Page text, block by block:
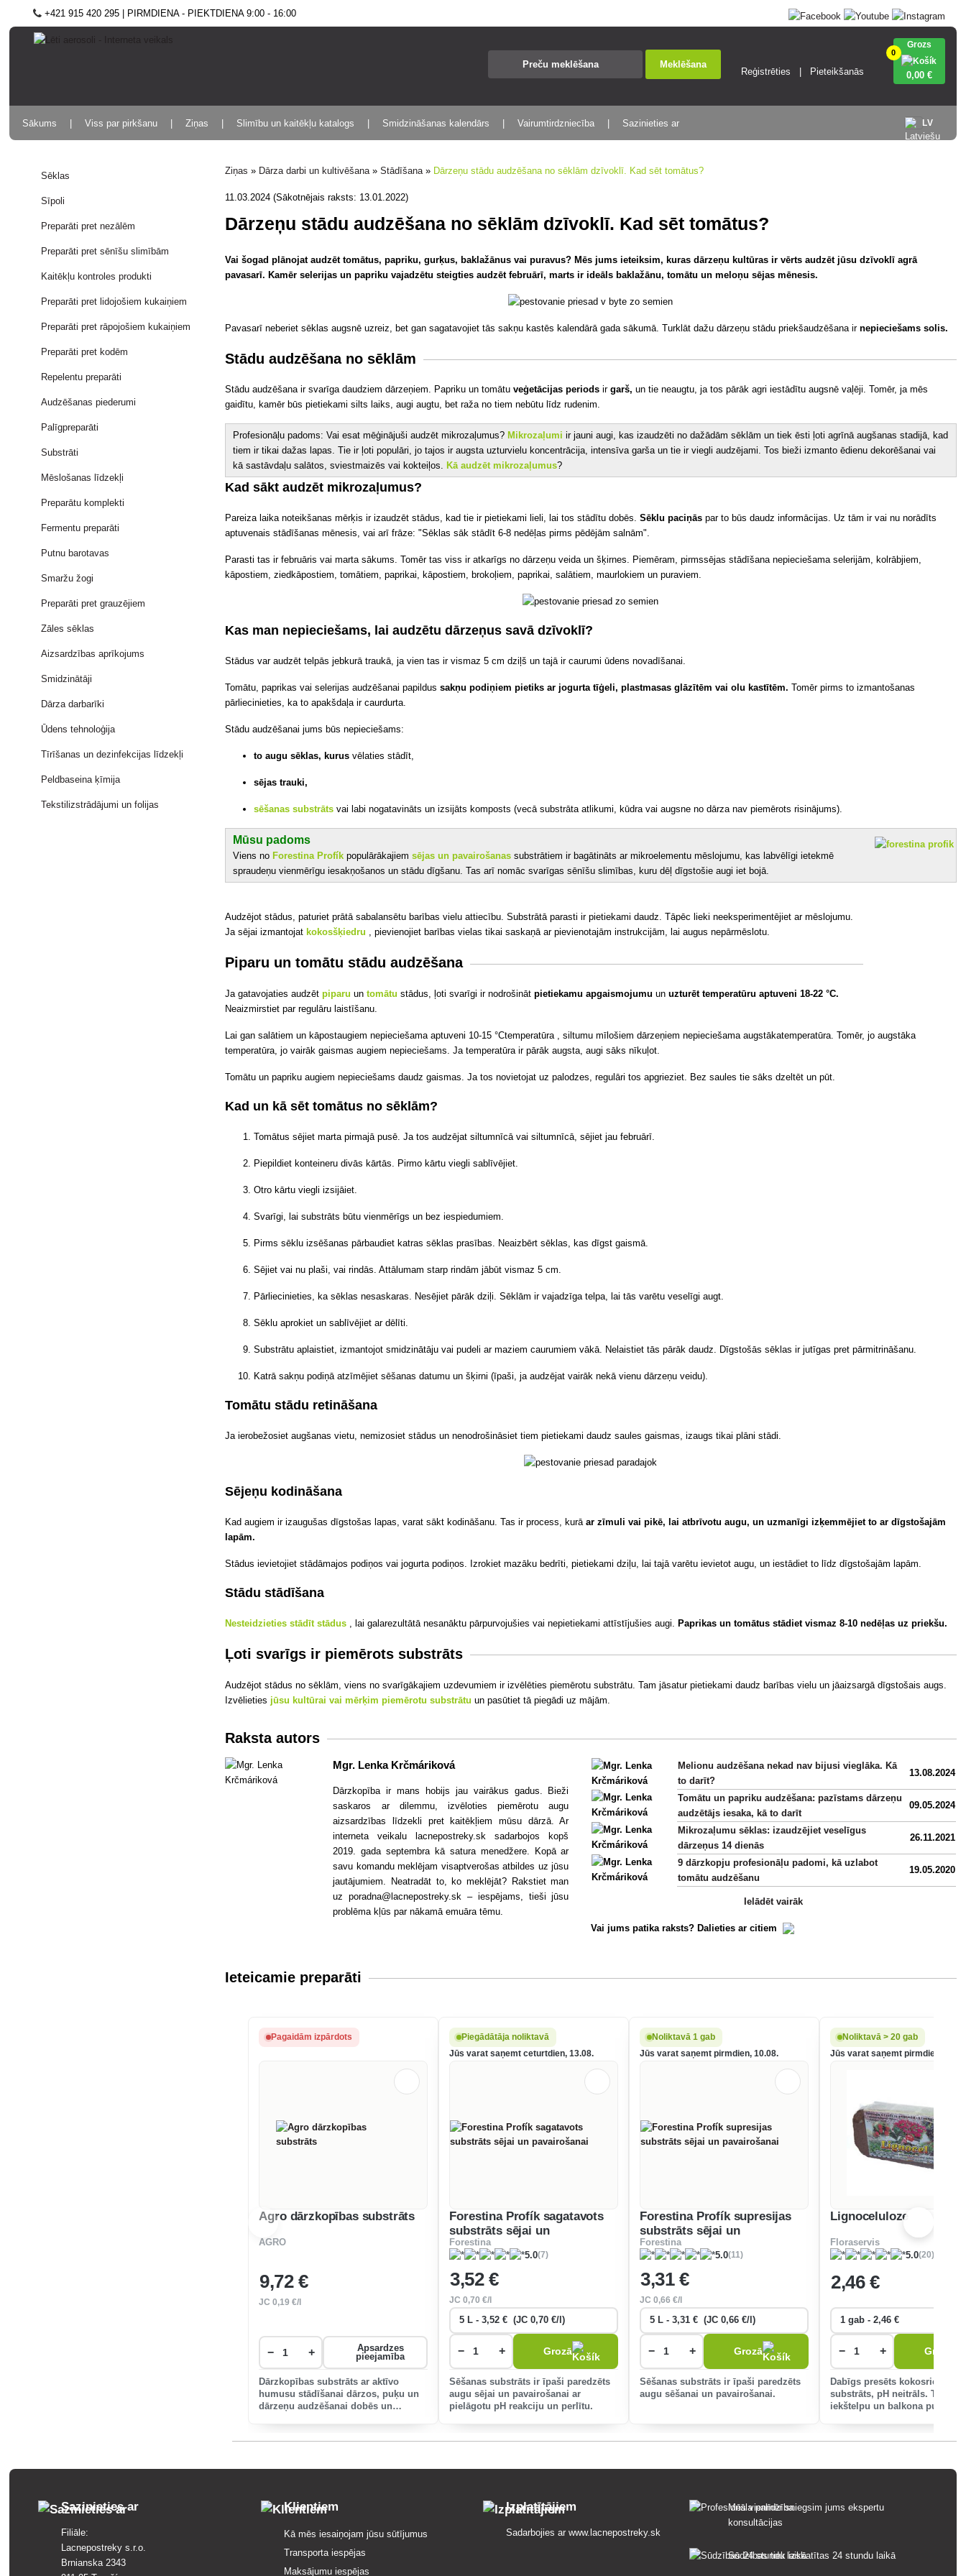
+421 915 420 295 | PIRMDIENA - PIEKTDIENA 9:00 - 16:00
Meklēšana
Reģistrēties Pieteikšanās
0
Grozs
0,00 €
LV
Sākums Viss par pirkšanu Ziņas Slimību un kaitēkļu katalogs Smidzināšanas kalendārs Vairumtirdzniecība Sazinieties ar
Sēklas
Sīpoli
Preparāti pret nezālēm
Preparāti pret sēnīšu slimībām
Kaitēkļu kontroles produkti
Preparāti pret lidojošiem kukaiņiem
Preparāti pret rāpojošiem kukaiņiem
Preparāti pret kodēm
Repelentu preparāti
Audzēšanas piederumi
Palīgpreparāti
Substrāti
Mēslošanas līdzekļi
Preparātu komplekti
Fermentu preparāti
Putnu barotavas
Smaržu žogi
Preparāti pret grauzējiem
Zāles sēklas
Aizsardzības aprīkojums
Smidzinātāji
Dārza darbarīki
Ūdens tehnoloģija
Tīrīšanas un dezinfekcijas līdzekļi
Peldbaseina ķīmija
Tekstilizstrādājumi un folijas
Ziņas » Dārza darbi un kultivēšana»Stādīšana» Dārzeņu stādu audzēšana no sēklām dzīvoklī. Kad sēt tomātus?
11.03.2024 (Sākotnējais raksts: 13.01.2022)
Dārzeņu stādu audzēšana no sēklām dzīvoklī. Kad sēt tomātus?
Vai šogad plānojat audzēt tomātus, papriku, gurķus, baklažānus vai puravus? Mēs jums ieteiksim, kuras dārzeņu kultūras ir vērts audzēt jūsu dzīvoklī agrā
pavasarī. Kamēr selerijas un papriku vajadzētu steigties audzēt februārī, marts ir ideāls baklažānu, tomātu un meloņu sējas mēnesis.
Pavasarī neberiet sēklas augsnē uzreiz, bet gan sagatavojiet tās sakņu kastēs kalendārā gada sākumā. Turklāt dažu dārzeņu stādu priekšaudzēšana irnepieciešams solis.
Stādu audzēšana no sēklām
Stādu audzēšana ir svarīga daudziem dārzeņiem. Papriku un tomātuveģetācijas periodsirgarš,un tie neaugtu, ja tos pārāk agri iestādītu augsnē vaļēji. Tomēr, ja mēs
gaidītu, kamēr būs pietiekami silts laiks, augi augtu, bet raža no tiem nebūtu līdz rudenim.
Profesionāļu padoms: Vai esat mēģinājuši audzēt mikrozaļumus? Mikrozaļumiir jauni augi, kas izaudzēti no dažādām sēklām un tiek ēsti ļoti agrīnā augšanas stadijā, kad
tiem ir tikai dažas lapas. Tie ir ļoti populāri, jo tajos ir augsta uzturvielu koncentrācija, intensīva garša un tie ir viegli audzējami. Tos bieži izmanto ēdienu dekorēšanai vai
kā sastāvdaļu salātos, sviestmaizēs vai kokteiļos. Kā audzēt mikrozaļumus?
Kad sākt audzēt mikrozaļumus?
Pareiza laika noteikšanas mērķis ir izaudzēt stādus, kad tie ir pietiekami lieli, lai tos stādītu dobēs.Sēklu paciņās par to būs daudz informācijas. Uz tām ir vai nu norādīts
aptuvenais stādīšanas mēnesis, vai arī frāze: "Sēklas sāk stādīt 6-8 nedēļas pirms pēdējām salnām".
Parasti tas ir februāris vai marta sākums. Tomēr tas viss ir atkarīgs no dārzeņu veida un šķirnes. Piemēram, pirmssējas stādīšana nepieciešama selerijām, kolrābjiem,
kāpostiem, ziedkāpostiem, tomātiem, paprikai, kāpostiem, brokoļiem, paprikai, salātiem, maurlokiem un puraviem.
Kas man nepieciešams, lai audzētu dārzeņus savā dzīvoklī?
Stādus var audzēt telpās jebkurā traukā, ja vien tas ir vismaz 5 cm dziļš un tajā ir caurumi ūdens novadīšanai.
Tomātu, paprikas vai selerijas audzēšanai papildussakņu podiņiem pietiks ar jogurta tīģeli, plastmasas glāzītēm vai olu kastītēm. Tomēr pirms to izmantošanas
pārliecinieties, ka to apakšdaļa ir caurdurta.
Stādu audzēšanai jums būs nepieciešams:
to augu sēklas, kurus vēlaties stādīt,
sējas trauki,
sēšanas substrāts vai labi nogatavināts un izsijāts komposts (vecā substrāta atlikumi, kūdra vai augsne no dārza nav piemērots risinājums).
Mūsu padoms
Viens no Forestina Profíkpopulārākajiem sējas un pavairošanassubstrātiem ir bagātināts ar mikroelementu mēslojumu, kas labvēlīgi ietekmē
spraudeņu vienmērīgu iesakņošanos un stādu dīgšanu. Tas arī nomāc svarīgas sēnīšu slimības, kuru dēļ dīgstošie augi iet bojā.
Audzējot stādus, paturiet prātā sabalansētu barības vielu attiecību. Substrātā parasti ir pietiekami daudz. Tāpēc lieki neeksperimentējiet ar mēslojumu.
Ja sējai izmantojat kokosšķiedru , pievienojiet barības vielas tikai saskaņā ar pievienotajām instrukcijām, lai augus nepārmēslotu.
Piparu un tomātu stādu audzēšana
Ja gatavojaties audzētpiparu untomātu stādus, ļoti svarīgi ir nodrošināt pietiekamu apgaismojumuunuzturēt temperatūru aptuveni 18-22 °C.
Neaizmirstiet par regulāru laistīšanu.
Lai gan salātiem un kāpostaugiem nepieciešama aptuveni 10-15 °Ctemperatūra , siltumu mīlošiem dārzeņiem nepieciešama augstākatemperatūra.Tomēr, jo augstāka
temperatūra, jo vairāk gaismas augiem nepieciešams. Ja temperatūra ir pārāk augsta, augi sāks nīkuļot.
Tomātu un papriku augiem nepieciešams daudz gaismas. Ja tos novietojat uz palodzes, regulāri tos apgrieziet. Bez saules tie sāks dzeltēt un pūt.
Kad un kā sēt tomātus no sēklām?
Tomātus sējiet marta pirmajā pusē. Ja tos audzējat siltumnīcā vai siltumnīcā, sējiet jau februārī.
Piepildiet konteineru divās kārtās. Pirmo kārtu viegli sablīvējiet.
Otro kārtu viegli izsijāiet.
Svarīgi, lai substrāts būtu vienmērīgs un bez iespiedumiem.
Pirms sēklu izsēšanas pārbaudiet katras sēklas prasības. Neaizbērt sēklas, kas dīgst gaismā.
Sējiet vai nu plaši, vai rindās. Attālumam starp rindām jābūt vismaz 5 cm.
Pārliecinieties, ka sēklas nesaskaras. Nesējiet pārāk dziļi. Sēklām ir vajadzīga telpa, lai tās varētu veselīgi augt.
Sēklu aprokiet un sablīvējiet ar dēlīti.
Substrātu aplaistiet, izmantojot smidzinātāju vai pudeli ar maziem caurumiem vākā. Nelaistiet tās pārāk daudz. Dīgstošās sēklas ir jutīgas pret pārmitrināšanu.
Katrā sakņu podiņā atzīmējiet sēšanas datumu un šķirni (īpaši, ja audzējat vairāk nekā vienu dārzeņu veidu).
Tomātu stādu retināšana
Ja ierobežosiet augšanas vietu, nemizosiet stādus un nenodrošināsiet tiem pietiekami daudz saules gaismas, izaugs tikai plāni stādi.
Sējeņu kodināšana
Kad augiem ir izaugušas dīgstošas lapas, varat sākt kodināšanu. Tas ir process, kurāar zīmuli vai pikē, lai atbrīvotu augu, un uzmanīgi izķemmējiet to ar dīgstošajām
lapām.
Stādus ievietojiet stādāmajos podiņos vai jogurta podiņos. Izrokiet mazāku bedrīti, pietiekami dziļu, lai tajā varētu ievietot augu, un iestādiet to līdz dīgstošajām lapām.
Stādu stādīšana
Nesteidzieties stādīt stādus , lai galarezultātā nesanāktu pārpurvojušies vai nepietiekami attīstījušies augi. Paprikas un tomātus stādiet vismaz8-10 nedēļas uz priekšu.
Ļoti svarīgs ir piemērots substrāts
Audzējot stādus no sēklām, viens no svarīgākajiem uzdevumiem ir izvēlēties piemērotu substrātu. Tam jāsatur pietiekami daudz barības vielu un jāaizsargā dīgstošais augs.
Izvēlieties jūsu kultūrai vai mērķim piemērotu substrātu un pasūtiet tā piegādi uz mājām.
Raksta autors
Mgr. Lenka Krčmáriková
Dārzkopība ir mans hobijs jau vairākus gadus. Bieži
saskaros ar dilemmu, izvēloties piemērotu augu
aizsardzības līdzekli pret kaitēkļiem mūsu dārzā. Ar
interneta veikalu lacnepostreky.sk sadarbojos kopš
2019. gada septembra kā satura menedžere. Kopā ar
savu komandu meklējam visaptverošas atbildes uz jūsu
jautājumiem. Neatradāt to, ko meklējāt? Rakstiet man
uz poradna@lacnepostreky.sk – iespējams, tieši jūsu
problēma kļūs par nākamā emuāra tēmu.
Melionu audzēšana nekad nav bijusi vieglāka. Kā
to darīt?
13.08.2024
Tomātu un papriku audzēšana: pazīstams dārzeņu
audzētājs iesaka, kā to darīt
09.05.2024
Mikrozaļumu sēklas: izaudzējiet veselīgus
dārzeņus 14 dienās
26.11.2021
9 dārzkopju profesionāļu padomi, kā uzlabot
tomātu audzēšanu
19.05.2020
Ielādēt vairāk
Vai jums patika raksts? Dalieties ar citiem
Ieteicamie preparāti
Pagaidām izpārdots
Agro dārzkopības substrāts
AGRO
9,72 €
JC0,19 €/l
− +
Apsardzes
pieejamība
Dārzkopības substrāts ar aktīvo
humusu stādīšanai dārzos, puķu un
dārzeņu audzēšanai dobēs un
Piegādātāja noliktavā
Jūs varat saņemt ceturtdien, 13.08.
Forestina Profík sagatavots
substrāts sējai un
pavairošanai
Forestina
5.0(7)
3,52 €
JC0,70 €/l
− + Grozā
Sēšanas substrāts ir īpaši paredzēts
augu sējai un pavairošanai ar
pielāgotu pH reakciju un perlītu.
Noliktavā 1 gab
Jūs varat saņemt pirmdien, 10.08.
Forestina Profík supresijas
substrāts sējai un
pavairošanai
Forestina
5.0(11)
3,31 €
JC0,66 €/l
− + Grozā
Sēšanas substrāts ir īpaši paredzēts
augu sēšanai un pavairošanai.
Noliktavā > 20 gab
Jūs varat saņemt pirmdien,
Lignoceluloze
Floraservis
5.0(20)
2,46 €
− + Grozā
Dabīgs presēts kokosriekstu
substrāts, pH neitrāls. To
iekštelpu un balkona puķu
Sazinieties ar
Filiāle:
Lacnepostreky s.r.o.
Brnianska 2343
Klientiem
Kā mēs iesaiņojam jūsu sūtījumus
Transporta iespējas
Maksājumu iespējas
Izplatītājiem
Sadarbojies arwww.lacnepostreky.sk
Mēs vienmēr sniegsim jums ekspertu
konsultācijas
Sūdzības tiek izskatītas 24 stundu laikā